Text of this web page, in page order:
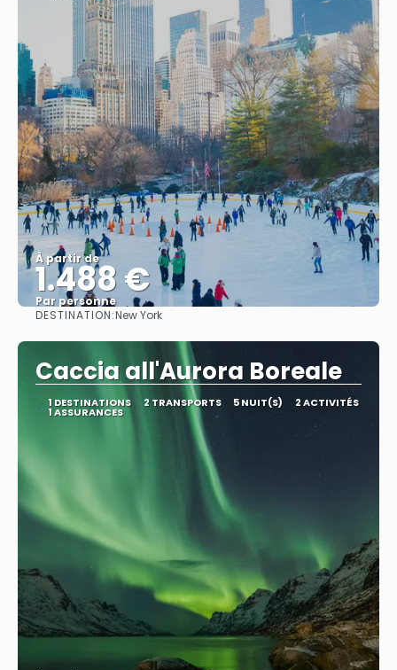
À partir de
1.488 €
Par personne
DESTINATION:New York
Caccia all'Aurora Boreale
1 DESTINATIONS 2 TRANSPORTS 5 NUIT(S) 2 ACTIVITÉS
1 ASSURANCES